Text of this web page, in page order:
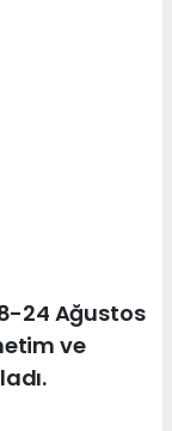
24 Ağustos
ve